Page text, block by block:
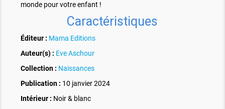
monde pour votre enfant !
Caractéristiques
Éditeur : Mama Editions
Auteur(s) : Eve Aschour
Collection : Naissances
Publication : 10 janvier 2024
Intérieur : Noir & blanc